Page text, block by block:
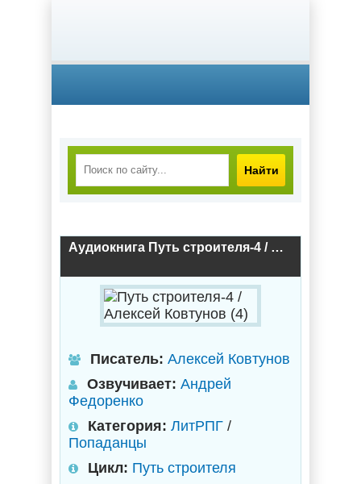
Найти
Аудиокнига Путь строителя-4 / Алексей Ковтунов (4)
Писатель: Алексей Ковтунов
Озвучивает: Андрей
Федоренко
Категория: ЛитРПГ /
Попаданцы
Цикл: Путь строителя